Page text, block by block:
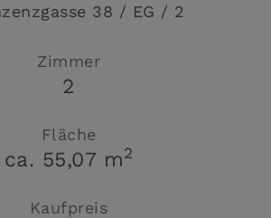
38 / EG / 2
Zimmer
2
Fläche
ca. 55,07 m2
Kaufpreis